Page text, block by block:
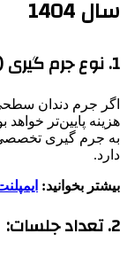
سال 1404
1. نوع جرم گیری (سطحی یا عمیق):
اگر جرم دندان سطحی
هزینه پایین‌تر
دارد.
بیشتر بخوانید:
2. تعداد جلسات: